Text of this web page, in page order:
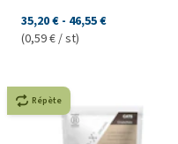
35,20 € - 46,55 €
(0,59 € / st)
Répète